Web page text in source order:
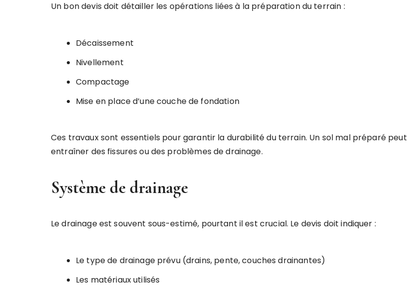
Un bon devis doit détailler les opérations liées à la préparation du terrain :
Décaissement
Nivellement
Compactage
Mise en place d’une couche de fondation
Ces travaux sont essentiels pour garantir la durabilité du terrain. Un sol mal préparé peut
entraîner des fissures ou des problèmes de drainage.
Système de drainage
Le drainage est souvent sous-estimé, pourtant il est crucial. Le devis doit indiquer :
Le type de drainage prévu (drains, pente, couches drainantes)
Les matériaux utilisés